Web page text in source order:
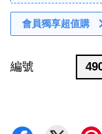
會員獨享超值購
編號